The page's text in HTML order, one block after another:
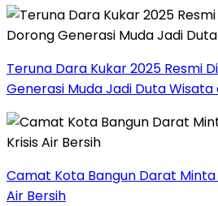
Teruna Dara Kukar 2025 Resmi
Generasi Muda Jadi Duta Wisata
Camat Kota Bangun Darat Minta
Air Bersih